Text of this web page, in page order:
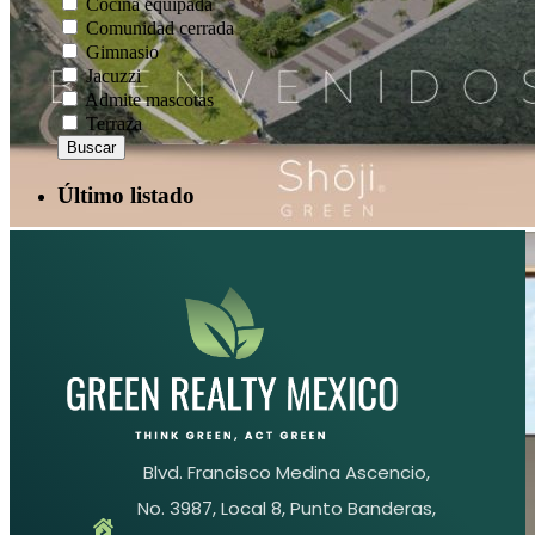
Comunidad cerrada
Gimnasio
Jacuzzi
Admite mascotas
Terraza
Buscar
Último listado
Blvd. Francisco Medina Ascencio,
No. 3987, Local 8, Punto Banderas,